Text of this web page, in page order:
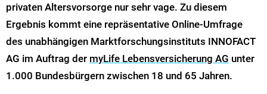
privaten Altersvorsorge nur sehr vage. Zu diesem
Ergebnis kommt eine repräsentative Online-Umfrage
des unabhängigen Marktforschungsinstituts INNOFACT
AG im Auftrag der myLife Lebensversicherung AG unter
1.000 Bundesbürgern zwischen 18 und 65 Jahren.